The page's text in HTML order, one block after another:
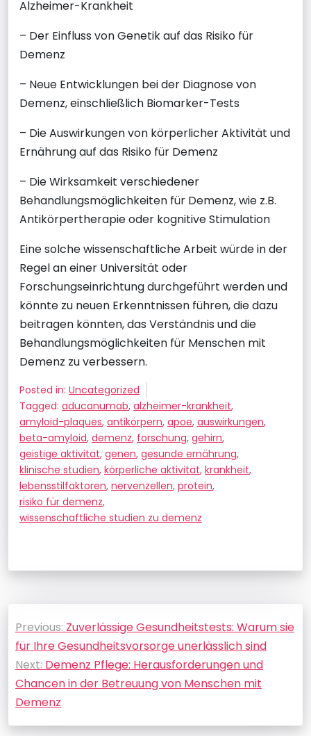
Alzheimer-Krankheit
– Der Einfluss von Genetik auf das Risiko für
Demenz
– Neue Entwicklungen bei der Diagnose von
Demenz, einschließlich Biomarker-Tests
– Die Auswirkungen von körperlicher Aktivität und
Ernährung auf das Risiko für Demenz
– Die Wirksamkeit verschiedener
Behandlungsmöglichkeiten für Demenz, wie z.B.
Antikörpertherapie oder kognitive Stimulation
Eine solche wissenschaftliche Arbeit würde in der
Regel an einer Universität oder
Forschungseinrichtung durchgeführt werden und
könnte zu neuen Erkenntnissen führen, die dazu
beitragen könnten, das Verständnis und die
Behandlungsmöglichkeiten für Menschen mit
Demenz zu verbessern.
Posted in: Uncategorized
Tagged: aducanumab, alzheimer-krankheit,
amyloid-plaques, antikörpern, apoe, auswirkungen,
beta-amyloid, demenz, forschung, gehirn,
geistige aktivität, genen, gesunde ernährung,
klinische studien, körperliche aktivität, krankheit,
lebensstilfaktoren, nervenzellen, protein,
risiko für demenz,
wissenschaftliche studien zu demenz
Beitragsnavigation
Previous: Zuverlässige Gesundheitstests: Warum sie
für Ihre Gesundheitsvorsorge unerlässlich sind
Next: Demenz Pflege: Herausforderungen und
Chancen in der Betreuung von Menschen mit
Demenz